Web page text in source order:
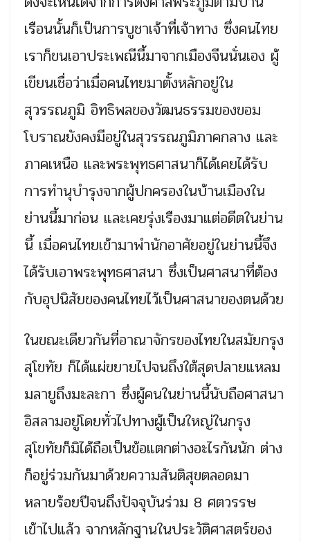
เรือนนั้นก็เป็นการบูชาเจ้าที่เจ้าทาง ซึ่งคนไทย
เราก็ขนเอาประเพณีนี้มาจากเมืองจีนนั่นเอง ผู้
เขียนเชื่อว่าเมื่อคนไทยมาตั้งหลักอยู่ใน
สุวรรณภูมิ อิทธิพลของวัฒนธรรมของขอม
โบราณยังคงมีอยู่ในสุวรรณภูมิภาคกลาง และ
ภาคเหนือ และพระพุทธศาสนาก็ได้เคยได้รับ
การทำนุบำรุงจากผู้ปกครองในบ้านเมืองใน
ย่านนี้มาก่อน และเคยรุ่งเรืองมาแต่อดีตในย่าน
นี้ เมื่อคนไทยเข้ามาพำนักอาศัยอยู่ในย่านนี้จึง
ได้รับเอาพระพุทธศาสนา ซึ่งเป็นศาสนาที่ต้อง
กับอุปนิสัยของคนไทยไว้เป็นศาสนาของตนด้วย
ในขณะเดียวกันที่อาณาจักรของไทยในสมัยกรุง
สุโขทัย ก็ได้แผ่ขยายไปจนถึงใต้สุดปลายแหลม
มลายูถึงมะละกา ซึ่งผู้คนในย่านนี้นับถือศาสนา
อิสลามอยู่โดยทั่วไปทางผู้เป็นใหญ่ในกรุง
สุโขทัยก็มิได้ถือเป็นข้อแตกต่างอะไรกันนัก ต่าง
ก็อยู่ร่วมกันมาด้วยความสันติสุขตลอดมา
หลายร้อยปีจนถึงปัจจุบันร่วม 8 ศตวรรษ
เข้าไปแล้ว จากหลักฐานในประวัติศาสตร์ของ